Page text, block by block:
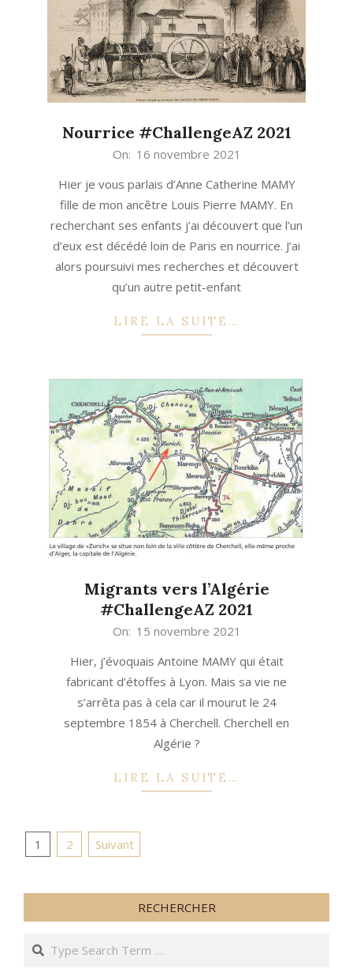
Nourrice #ChallengeAZ 2021
16
On: 16 novembre 2021
Hier je vous parlais d’Anne Catherine MAMY
fille de mon ancêtre Louis Pierre MAMY. En
recherchant ses enfants j’ai découvert que l’un
d’eux est décédé loin de Paris en nourrice. J’ai
alors poursuivi mes recherches et découvert
qu’un autre petit-enfant
LIRE LA SUITE…
Migrants vers l’Algérie
#ChallengeAZ 2021
On: 15 novembre 2021
Hier, j’évoquais Antoine MAMY qui était
fabricant d’étoffes à Lyon. Mais sa vie ne
s’arrêta pas à cela car il mourut le 24
septembre 1854 à Cherchell. Cherchell en
Algérie ?
LIRE LA SUITE…
Pagination
publications
1 2 Suivant
RECHERCHER
Search